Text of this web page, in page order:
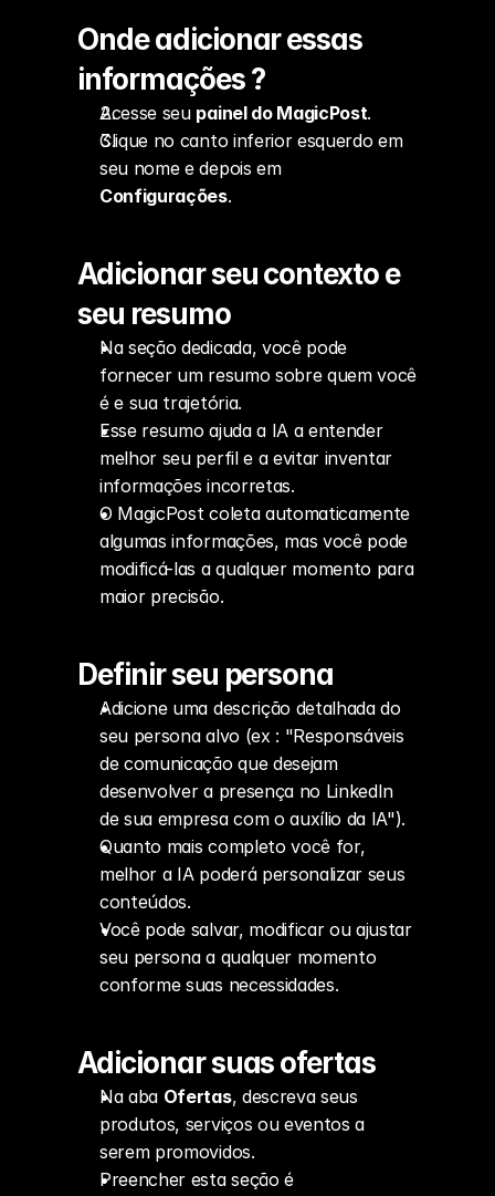
Onde adicionar essas
informações ?
Acesse seu painel do MagicPost.
Clique no canto inferior esquerdo em
seu nome e depois em
Configurações.
Adicionar seu contexto e
seu resumo
Na seção dedicada, você pode
fornecer um resumo sobre quem você
é e sua trajetória.
Esse resumo ajuda a IA a entender
melhor seu perfil e a evitar inventar
informações incorretas.
O MagicPost coleta automaticamente
algumas informações, mas você pode
modificá-las a qualquer momento para
maior precisão.
Definir seu persona
Adicione uma descrição detalhada do
seu persona alvo (ex : "Responsáveis
de comunicação que desejam
desenvolver a presença no LinkedIn
de sua empresa com o auxílio da IA").
Quanto mais completo você for,
melhor a IA poderá personalizar seus
conteúdos.
Você pode salvar, modificar ou ajustar
seu persona a qualquer momento
conforme suas necessidades.
Adicionar suas ofertas
Na aba Ofertas, descreva seus
produtos, serviços ou eventos a
serem promovidos.
Preencher esta seção é